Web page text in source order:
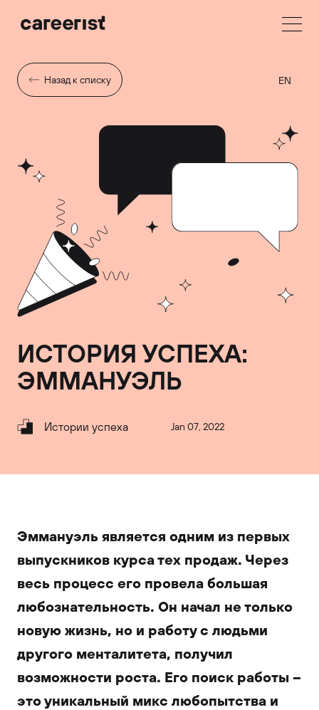
Назад к списку EN
ИСТОРИЯ УСПЕХА:
ЭММАНУЭЛЬ
Истории успеха Jan 07, 2022
Эммануэль является одним из первых
выпускников курса тех продаж. Через
весь процесс его провела большая
любознательность. Он начал не только
новую жизнь, но и работу с людьми
другого менталитета, получил
возможности роста. Его поиск работы –
это уникальный микс любопытства и